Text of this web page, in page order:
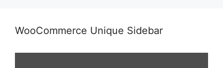
WooCommerce Unique Sidebar